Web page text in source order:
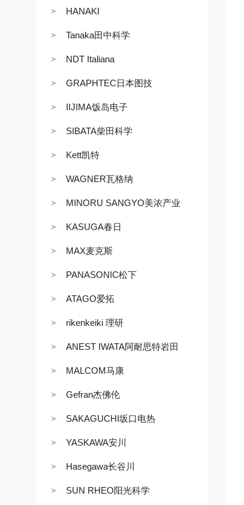
HANAKI
Tanaka田中科学
NDT Italiana
GRAPHTEC日本图技
IIJIMA饭岛电子
SIBATA柴田科学
Kett凯特
WAGNER瓦格纳
MINORU SANGYO美浓产业
KASUGA春日
MAX麦克斯
PANASONIC松下
ATAGO爱拓
rikenkeiki 理研
ANEST IWATA阿耐思特岩田
MALCOM马康
Gefran杰佛伦
SAKAGUCHI坂口电热
YASKAWA安川
Hasegawa长谷川
SUN RHEO阳光科学